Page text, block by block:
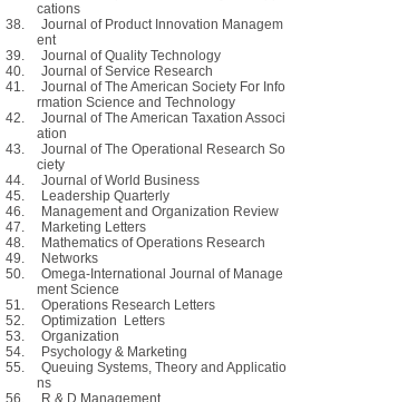
cations
38.
Journal of Product Innovation Managem
ent
39.
Journal of Quality Technology
40.
Journal of Service Research
41.
Journal of The American Society For Info
rmation Science and Technology
42.
Journal of The American Taxation Associ
ation
43.
Journal of The Operational Research So
ciety
44.
Journal of World Business
45.
Leadership Quarterly
46.
Management and Organization Review
47.
Marketing Letters
48.
Mathematics of Operations Research
49.
Networks
50.
Omega-International Journal of Manage
ment Science
51.
Operations Research Letters
52.
Optimization Letters
53.
Organization
54.
Psychology & Marketing
55.
Queuing Systems, Theory and Applicatio
ns
56.
R & D Management